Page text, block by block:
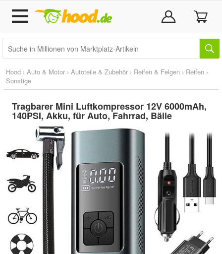
Hood › Auto & Motor › Autoteile & Zubehör › Reifen & Felgen › Reifen ›
Sonstige
Tragbarer Mini Luftkompressor 12V 6000mAh,
140PSI, Akku, für Auto, Fahrrad, Bälle